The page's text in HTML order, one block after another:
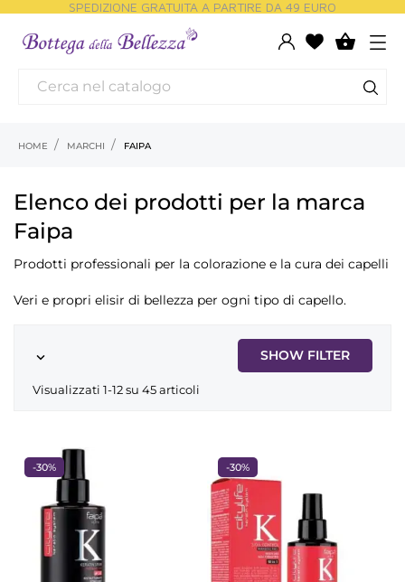
SPEDIZIONE GRATUITA A PARTIRE DA 49 EURO

HOME MARCHI FAIPA
Elenco dei prodotti per la marca
Faipa
Prodotti professionali per la colorazione e la cura dei capelli
Veri e propri elisir di bellezza per ogni tipo di capello.
 SHOW FILTER
Visualizzati 1-12 su 45 articoli
-30% -30%